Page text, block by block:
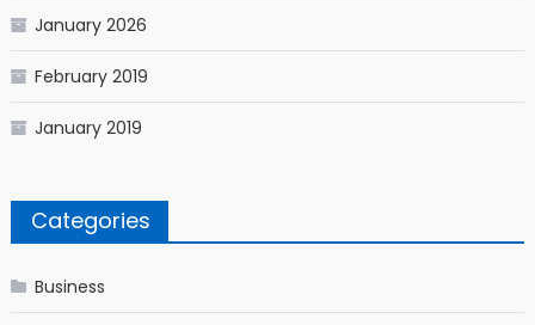
January 2026
February 2019
January 2019
Categories
Business